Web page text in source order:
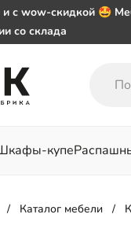
и с wow-скидкой 🤩
со склада
000 ₽
Whatsapp переехал
купе
Для гостиной Для
Каталог мебели